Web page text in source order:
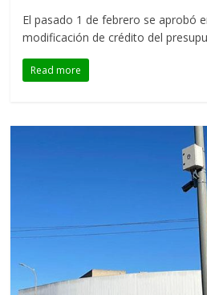
El pasado 1 de febrero se aprobó
modificación de crédito del
Read more